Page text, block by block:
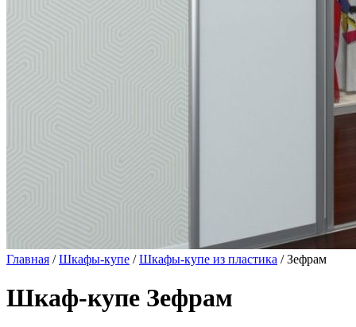
Главная /Шкафы-купе /Шкафы-купе из пластика / Зефрам
Шкаф-купе Зефрам